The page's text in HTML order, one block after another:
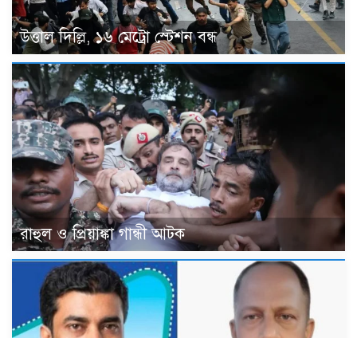
উত্তাল দিল্লি, ১৬ মেট্রো স্টেশন বন্ধ
রাহুল ও প্রিয়াঙ্কা গান্ধী আটক